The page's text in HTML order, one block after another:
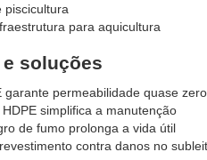
piscicultura
para aquicultura
soluções
garante permeabilidade quase zero
simplifica a manutenção
de fumo prolonga a vida útil
contra danos no